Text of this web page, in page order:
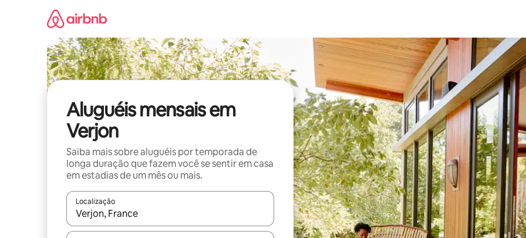
Aluguéis mensais em
Verjon
Saiba mais sobre aluguéis por temporada de
longa duração que fazem você se sentir em casa
em estadias de um mês ou mais.
Localização
Quando os resultados estiverem disponíveis, explore-os usando as seta para cima e para baixo do teclado ou tocando